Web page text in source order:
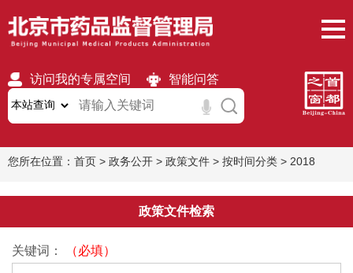
访问我的专属空间 智能问答
无障碍 繁體 移动版
您所在位置： 首页 > 政务公开 > 政策文件 > 按时间分类 > 2018
政策文件检索
关键词： （必填）